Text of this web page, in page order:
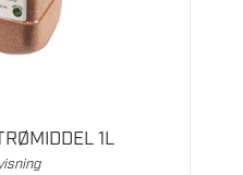
1L